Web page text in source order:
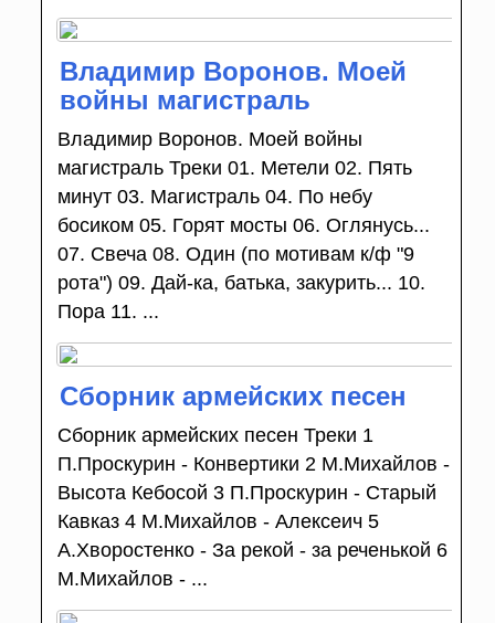
Владимир Воронов. Моей
войны магистраль
Владимир Воронов. Моей войны
магистраль Треки 01. Метели 02. Пять
минут 03. Магистраль 04. По небу
босиком 05. Горят мосты 06. Оглянусь...
07. Свеча 08. Один (по мотивам к/ф "9
рота") 09. Дай-ка, батька, закурить... 10.
Пора 11. ...
Сборник армейских песен
Сборник армейских песен Треки 1
П.Проскурин - Конвертики 2 М.Михайлов -
Высота Кебосой 3 П.Проскурин - Старый
Кавказ 4 М.Михайлов - Алексеич 5
А.Хворостенко - За рекой - за реченькой 6
М.Михайлов - ...